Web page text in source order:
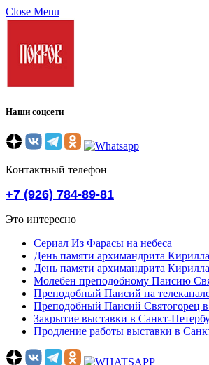
Close Menu
Наши соцсети
Контактный телефон
+7 (926) 784-89-81
Это интересно
Сериал Из Фарасы на небеса
День памяти архимандрита
День памяти архимандрита
Молебен преподобному Паисию
Преподобный Паисий на
Преподобный Паисий Святогорец
Закрытие выставки в Санкт-
Продление работы выставки в